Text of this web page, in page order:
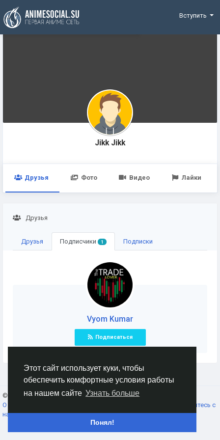
Этот сайт использует куки, чтобы
обеспечить комфортные условия работы
на нашем сайте Узнать больше
Понял!
Funding
Вступить
Jikk Jikk
Друзья Фото Видео Лайки
Друзья
Друзья Подписчики 1 Подписки
Vyom Kumar
Подписаться
© 2026 AnimeSocial.SU - Первая аниме сеть!
О нас
Свяжитесь с
нами
Каталог